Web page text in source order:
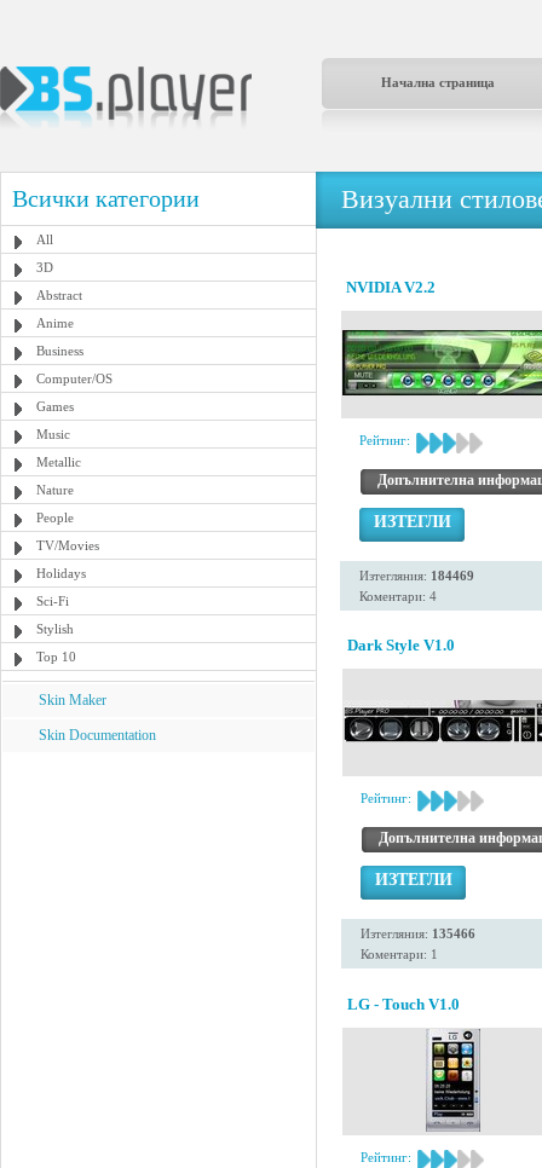
Начална страница
Всички категории
All
3D
Abstract
Anime
Business
Computer/OS
Games
Music
Metallic
Nature
People
TV/Movies
Holidays
Sci-Fi
Stylish
Top 10
Skin Maker
Skin Documentation
Визуални
NVIDIA V2.2
Рейтинг:
Допълнителна
ИЗТЕГЛИ
Изтегляния: 184469
Коментари: 4
Dark Style V1.0
Рейтинг:
Допълнителна
ИЗТЕГЛИ
Изтегляния: 135466
Коментари: 1
LG - Touch V1.0
Рейтинг: